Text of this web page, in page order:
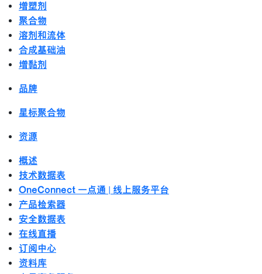
增塑剂
聚合物
溶剂和流体
合成基础油
增黏剂
品牌
星标聚合物
资源
概述
技术数据表
OneConnect 一点通 | 线上服务平台
产品检索器
安全数据表
在线直播
订阅中心
资料库